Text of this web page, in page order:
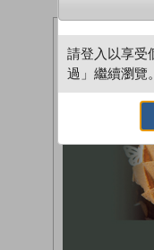
請登入以享受
過」繼續瀏覽。